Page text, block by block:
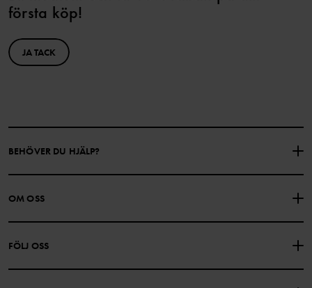
första köp!
JA TACK
BEHÖVER DU HJÄLP?
KONTAKTA OSS
PRESENTKORTSALDO KÖPVILLKOR
INTEGRITETSPOLICY
OM OSS
FÖLJ OSS